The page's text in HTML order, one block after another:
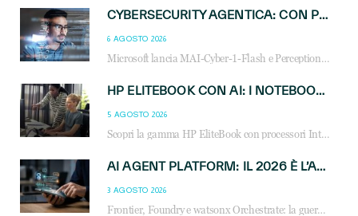
CYBERSECURITY AGENTICA: CON PERCEPTION E MAI-CYBER-1-FLASH MICROSOFT APRE NUOVI SERVIZI PER IL CANALE
6 AGOSTO 2026
Microsoft lancia MAI-Cyber-1-Flash e Perception: cybersecurity agentica in preview dal 3 novembre. Cosa cambia per MSP, system integrator e reseller.
HP ELITEBOOK CON AI: I NOTEBOOK BUSINESS INTELLIGENTI CHE TRASFORMANO PRODUTTIVITÀ, SICUREZZA E LAVORO IBRIDO
5 AGOSTO 2026
Scopri la gamma HP EliteBook con processori Intel® Core™ Ultra e AMD Ryzen™ AI. Notebook business progettati per aumentare la produttività, migliorare la collaborazione e garantire sicurezza avanzata in ufficio e in mobilità.
AI AGENT PLATFORM: IL 2026 È L’ANNO DEL «SISTEMA OPERATIVO» PER GLI AGENTI AZIENDALI
3 AGOSTO 2026
Frontier, Foundry e watsonx Orchestrate: la guerra delle piattaforme AI agent ridisegna il mercato IT. Cosa cambia per reseller, MSP e system integrator.